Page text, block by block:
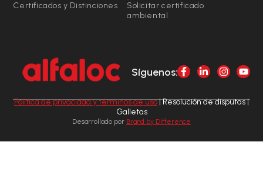
Certificados y Distinciones
Solicitar certificado
ambiental
Síguenos:
Política de privacidad y términos de uso| Resolución de disputas |
Galletas
Desarrollado por Brand by Difference